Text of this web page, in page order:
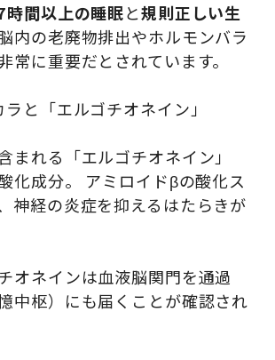
時間以上の睡眠と規則正しい生
内の老廃物排出やホルモンバラ
常に重要だとされています。
ラと「エルゴチオネイン」
まれる「エルゴチオネイン」
化成分。 アミロイドβの酸化ス
神経の炎症を抑えるはたらきが
オネインは血液脳関門を通過
中枢）にも届くことが確認され